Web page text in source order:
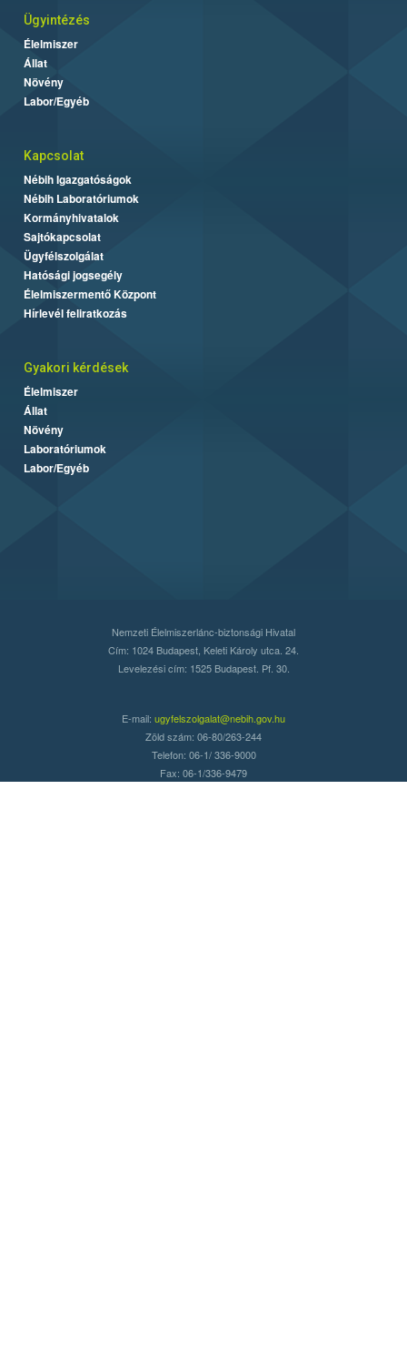
Ügyintézés
Élelmiszer
Állat
Növény
Labor/Egyéb
Kapcsolat
Nébih Igazgatóságok
Nébih Laboratóriumok
Kormányhivatalok
Sajtókapcsolat
Ügyfélszolgálat
Hatósági jogsegély
Élelmiszermentő Központ
Hírlevél feliratkozás
Gyakori kérdések
Élelmiszer
Állat
Növény
Laboratóriumok
Labor/Egyéb
Nemzeti Élelmiszerlánc-biztonsági Hivatal
Cím: 1024 Budapest, Keleti Károly utca. 24.
Levelezési cím: 1525 Budapest. Pf. 30.
E-mail: ugyfelszolgalat@nebih.gov.hu
Zöld szám: 06-80/263-244
Telefon: 06-1/ 336-9000
Fax: 06-1/336-9479